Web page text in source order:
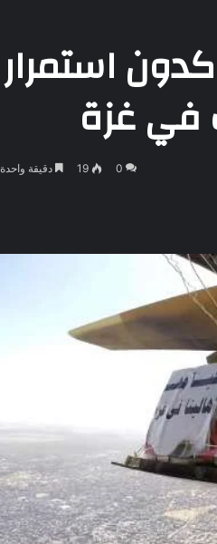
استمرار
في غزة
0
19 دقيقة واحدة